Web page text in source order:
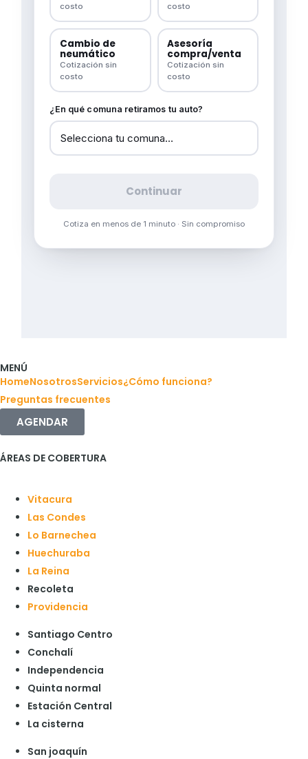
costo
costo
Cambio de
neumático
Cotización sin
costo
Asesoría
compra/venta
Cotización sin
costo
¿En qué comuna retiramos tu auto?
Continuar
Cotiza en menos de 1 minuto · Sin compromiso
MENÚ
HomeNosotrosServicios¿Cómo funciona?
Preguntas frecuentes
AGENDAR
ÁREAS DE COBERTURA
Vitacura
Las Condes
Lo Barnechea
Huechuraba
La Reina
Recoleta
Providencia
Santiago Centro
Conchalí
Independencia
Quinta normal
Estación Central
La cisterna
San joaquín